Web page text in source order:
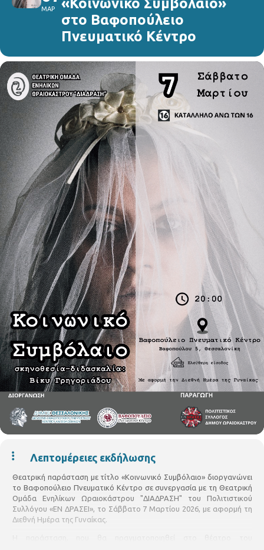
ΜΑΡ
στο Βαφοπούλειο
Πνευματικό Κέντρο
Λεπτομέρειες εκδήλωσης
Θεατρική παράσταση με τίτλο «Κοινωνικό Συμβόλαιο» διοργανώνει
το Βαφοπούλειο Πνευματικό Κέντρο σε συνεργασία με τη Θεατρική
Ομάδα Ενηλίκων Ωραιοκάστρου "ΔΙΑΔΡΑΣΗ" του Πολιτιστικού
Συλλόγου «ΕΝ ΔΡΑΣΕΙ», το Σάββατο 7 Μαρτίου 2026, με αφορμή τη
Διεθνή Ημέρα της Γυναίκας.